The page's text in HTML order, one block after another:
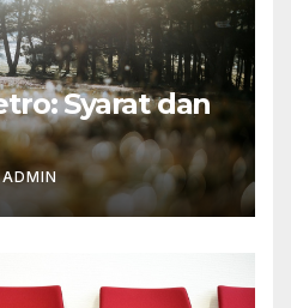
Syarat dan
ADMIN